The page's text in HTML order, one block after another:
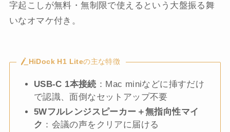
字起こしが無料・無制限で使えるという大盤振る舞
いなオマケ付き。
HiDock H1 Liteの主な特徴
USB-C 1本接続 ：Mac miniなどに挿すだけ
で認識、面倒なセットアップ不要
5Wフルレンジスピーカー＋無指向性マイ
ク ：会議の声をクリアに届ける